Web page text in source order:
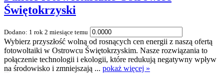
Świętokrzyski
Dodano: 1 rok 2 miesiące temu
Wybierz przyszłość wolną od rosnących cen energii z naszą ofertą
fotowoltaiki w Ostrowcu Świętokrzyskim. Nasze rozwiązania to
połączenie technologii i ekologii, które redukują negatywny wpływ
na środowisko i zmniejszają ... pokaż więcej »